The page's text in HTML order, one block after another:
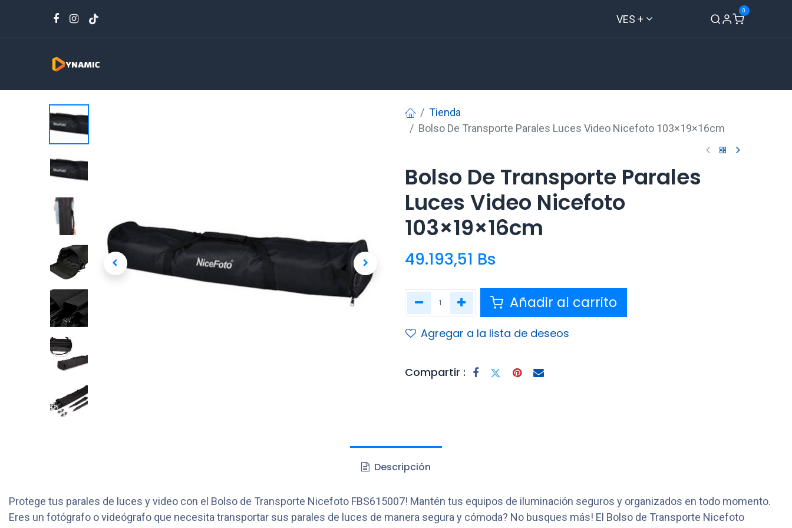
VES +
0
Tienda
Bolso De Transporte Parales Luces Video Nicefoto 103×19×16cm
Bolso De Transporte Parales
Luces Video Nicefoto
103×19×16cm
49.193,51 Bs
Añadir al carrito
Agregar a la lista de deseos
Compartir :
Descripción
Protege tus parales de luces y video con el Bolso de Transporte Nicefoto FBS615007! Mantén tus equipos de iluminación seguros y organizados en todo momento.
Eres un fotógrafo o videógrafo que necesita transportar sus parales de luces de manera segura y cómoda? No busques más! El Bolso de Transporte Nicefoto